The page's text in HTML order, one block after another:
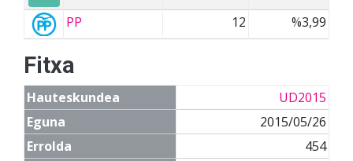
PP
12 %3,99
Fitxa
Hauteskundea
UD2015
Eguna
2015/05/26
Errolda
454